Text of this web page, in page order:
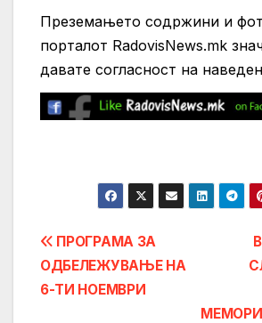
Преземањето содржини и
порталот RadovisNews.mk
давате согласност на
Post
navigation
ПРОГРАМА ЗА
ОДБЕЛЕЖУВАЊЕ НА
6-ТИ НОЕМВРИ